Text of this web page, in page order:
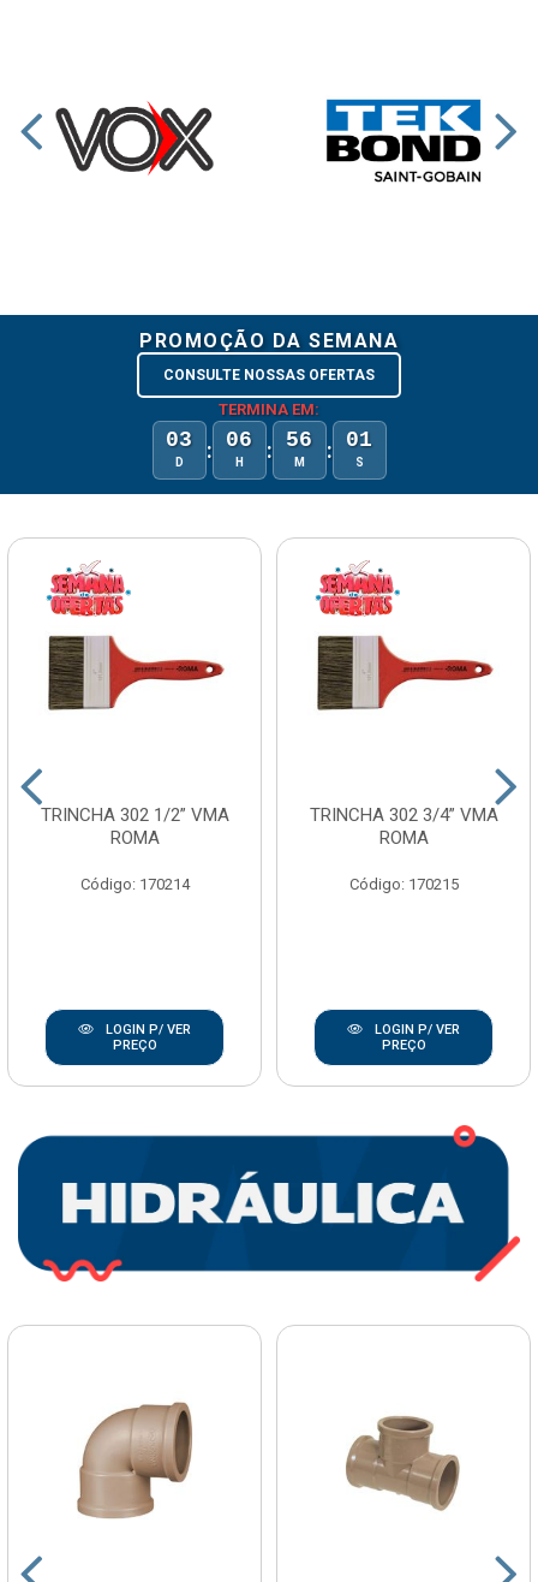
PROMOÇÃO DA SEMANA
CONSULTE NOSSAS OFERTAS
TERMINA EM:
03
D : 06
H : 56
M : 00
S
TRINCHA 302 1/2” VMA
ROMA
Código: 170214
LOGIN P/ VER
PREÇO
TRINCHA 302 3/4” VMA
ROMA
Código: 170215
LOGIN P/ VER
PREÇO